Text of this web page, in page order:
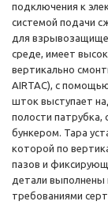
подключения к
системой подачи
для
среде, имеет
вертикально
AIRTAC), с
шток выступает
полости
бункером. Тара
которой по
пазов и
детали выполнены
требованиями